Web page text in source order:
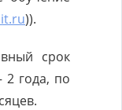
)).
срок
года, по